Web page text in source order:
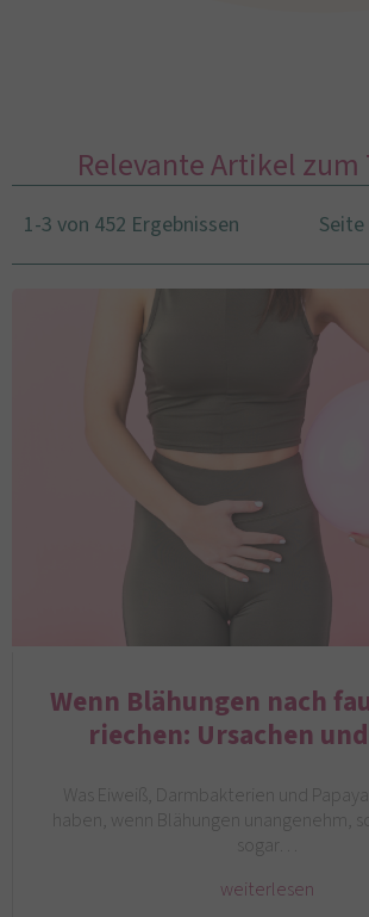
Relevante Artikel zum
1-3 von 452 Ergebnissen Seite
Wenn Blähungen nach
riechen: Ursachen
Was Eiweiß, Darmbakterien und
haben, wenn Blähungen unangenehm,
sogar…
weiterlesen